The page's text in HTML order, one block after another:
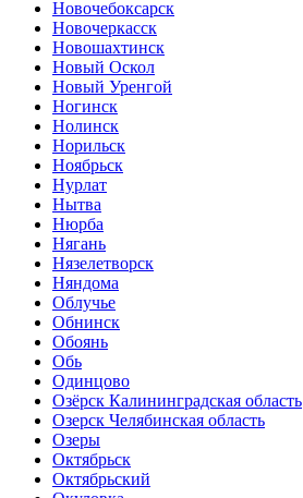
Новочебоксарск
Новочеркасск
Новошахтинск
Новый Оскол
Новый Уренгой
Ногинск
Нолинск
Норильск
Ноябрьск
Нурлат
Нытва
Нюрба
Нягань
Нязелетворск
Няндома
Облучье
Обнинск
Обоянь
Обь
Одинцово
Озёрск Калининградская область
Озерск Челябинская область
Озеры
Октябрьск
Октябрьский